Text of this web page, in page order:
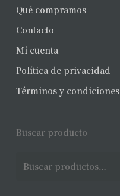
Qué compramos
Contacto
Mi cuenta
Política de privacidad
Términos y condiciones
Buscar producto